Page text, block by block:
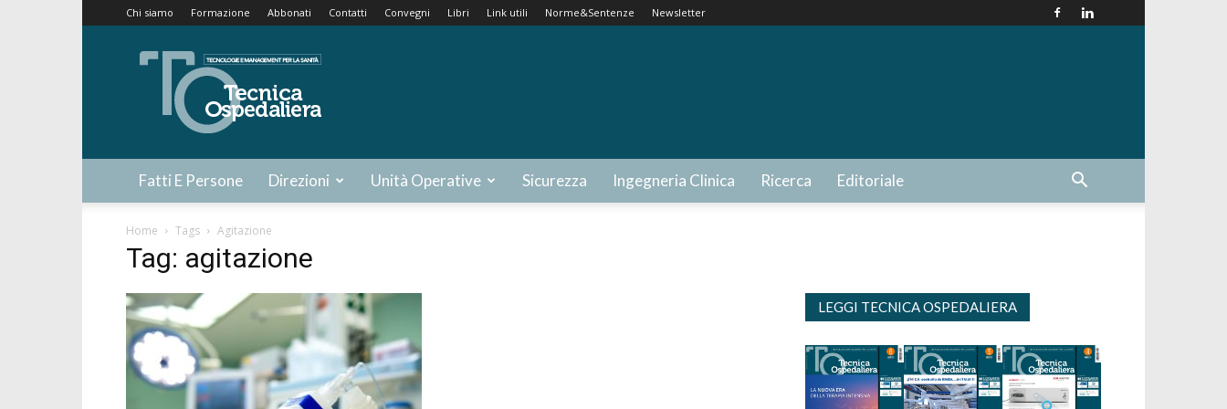
Chi siamo Formazione Abbonati Contatti Convegni Libri Link utili Norme&Sentenze Newsletter
Tecnica
Ospedaliera
Fatti E Persone Direzioni Unità Operative Sicurezza Ingegneria Clinica Ricerca Editoriale
Home Tags Agitazione
Tag: agitazione
LEGGI TECNICA OSPEDALIERA